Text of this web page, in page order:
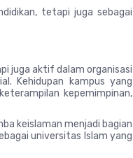
tetapi juga sebagai
juga aktif dalam organisasi
Kehidupan kampus yang
kepemimpinan,
keislaman menjadi bagian
universitas Islam yang